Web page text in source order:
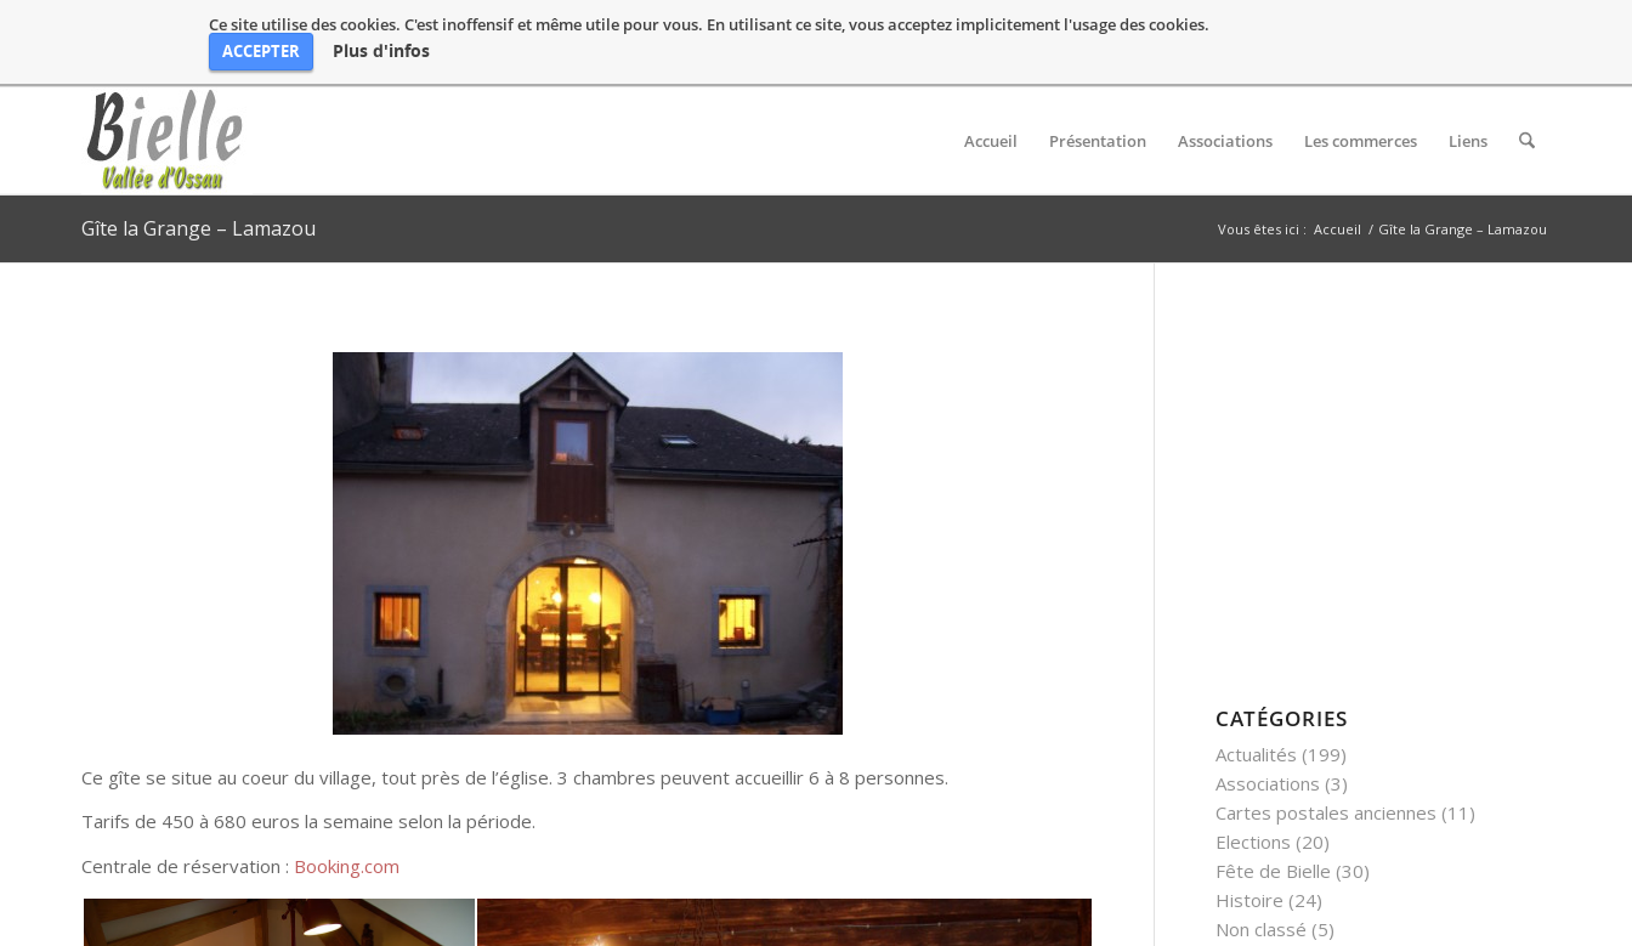
Ce site utilise des cookies. C'est inoffensif et même utile pour vous. En utilisant ce site, vous acceptez implicitement l'usage des cookies.
ACCEPTER
Plus d'infos
Accueil Présentation Associations Les commerces Liens
Gîte la Grange – Lamazou Vous êtes ici : Accueil / Gîte la Grange – Lamazou
Ce gîte se situe au coeur du village, tout près de l’église. 3 chambres peuvent accueillir 6 à 8 personnes.
Tarifs de 450 à 680 euros la semaine selon la période.
Centrale de réservation : Booking.com
CATÉGORIES
Actualités (199)
Associations (3)
Cartes postales anciennes (11)
Elections (20)
Fête de Bielle (30)
Histoire (24)
Non classé (5)